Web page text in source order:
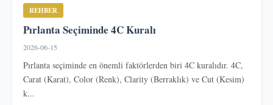
REHBER
Pırlanta Seçiminde 4C Kuralı
2026-06-15
Pırlanta seçiminde en önemli faktörlerden biri 4C kuralıdır. 4C,
Carat (Karat), Color (Renk), Clarity (Berraklık) ve Cut (Kesim)
k...